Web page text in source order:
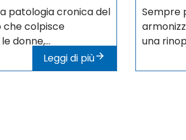
patologia cronica del
che colpisce
donne,...
Leggi di più
Sempre
una